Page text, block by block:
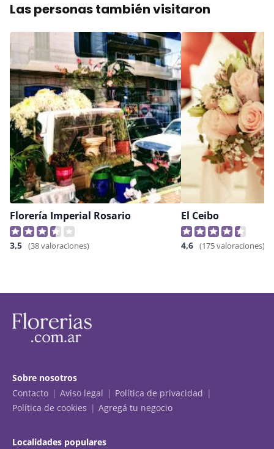
Las personas también visitaron
Florería Imperial Rosario
3,5 (38 valoraciones)
El Ceibo
4,6 (175 valoraciones)
Sobre nosotros
Contacto
Aviso legal
Política de privacidad
Política de cookies
Agregá tu negocio
Localidades populares